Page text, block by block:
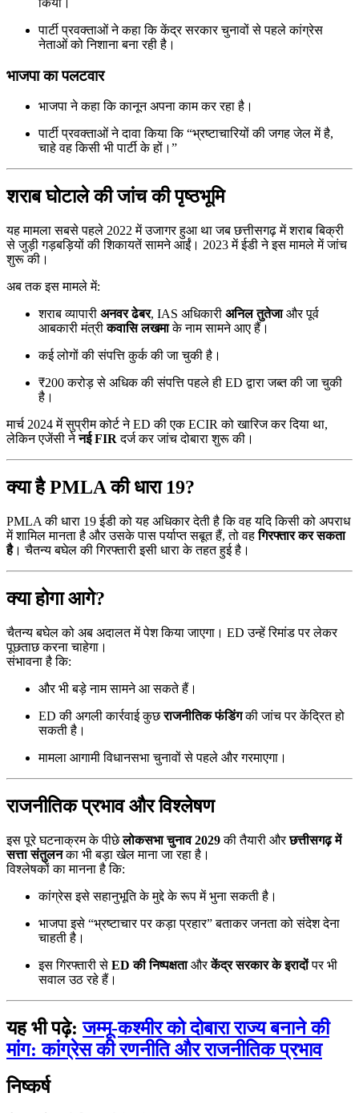
किया।
पार्टी प्रवक्ताओं ने कहा कि केंद्र सरकार चुनावों से पहले कांग्रेस
नेताओं को निशाना बना रही है।
भाजपा का पलटवार
भाजपा ने कहा कि कानून अपना काम कर रहा है।
पार्टी प्रवक्ताओं ने दावा किया कि “भ्रष्टाचारियों की जगह जेल में है,
चाहे वह किसी भी पार्टी के हों।”
शराब घोटाले की जांच की पृष्ठभूमि
यह मामला सबसे पहले 2022 में उजागर हुआ था जब छत्तीसगढ़ में शराब बिक्री
से जुड़ी गड़बड़ियों की शिकायतें सामने आईं। 2023 में ईडी ने इस मामले में जांच
शुरू की।
अब तक इस मामले में:
शराब व्यापारी अनवर ढेबर, IAS अधिकारी अनिल तुतेजाऔर पूर्व
आबकारी मंत्रीकवासि लखमाके नाम सामने आए हैं।
कई लोगों की संपत्ति कुर्क की जा चुकी है।
₹200 करोड़ से अधिक की संपत्ति पहले ही ED द्वारा जब्त की जा चुकी
है।
मार्च 2024 में सुप्रीम कोर्ट ने ED की एक ECIR को खारिज कर दिया था,
लेकिन एजेंसी नेनई FIR दर्ज कर जांच दोबारा शुरू की।
क्या है PMLA की धारा 19?
PMLA की धारा 19 ईडी को यह अधिकार देती है कि वह यदि किसी को अपराध
में शामिल मानता है और उसके पास पर्याप्त सबूत हैं, तो वहगिरफ्तार कर सकता
है। चैतन्य बघेल की गिरफ्तारी इसी धारा के तहत हुई है।
क्या होगा आगे?
चैतन्य बघेल को अब अदालत में पेश किया जाएगा। ED उन्हें रिमांड पर लेकर
पूछताछ करना चाहेगा।
संभावना है कि:
और भी बड़े नाम सामने आ सकते हैं।
ED की अगली कार्रवाई कुछराजनीतिक फंडिंगकी जांच पर केंद्रित हो
सकती है।
मामला आगामी विधानसभा चुनावों से पहले और गरमाएगा।
राजनीतिक प्रभाव और विश्लेषण
इस पूरे घटनाक्रम के पीछेलोकसभा चुनाव 2029की तैयारी औरछत्तीसगढ़ में
सत्ता संतुलनका भी बड़ा खेल माना जा रहा है।
विश्लेषकों का मानना है कि:
कांग्रेस इसे सहानुभूति के मुद्दे के रूप में भुना सकती है।
भाजपा इसे “भ्रष्टाचार पर कड़ा प्रहार” बताकर जनता को संदेश देना
चाहती है।
इस गिरफ्तारी से ED की निष्पक्षताऔरकेंद्र सरकार के इरादोंपर भी
सवाल उठ रहे हैं।
यह भी पढ़े:जम्मू-कश्मीर को दोबारा राज्य बनाने की
मांग: कांग्रेस की रणनीति और राजनीतिक प्रभाव
निष्कर्ष